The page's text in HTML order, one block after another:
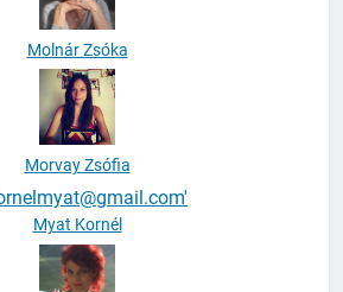
Molnár Zsóka
Morvay Zsófia
Myat Kornél